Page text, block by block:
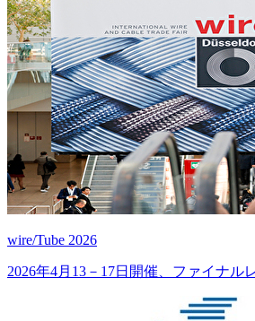
wire/Tube 2026
2026年4月13－17日開催、ファイナル